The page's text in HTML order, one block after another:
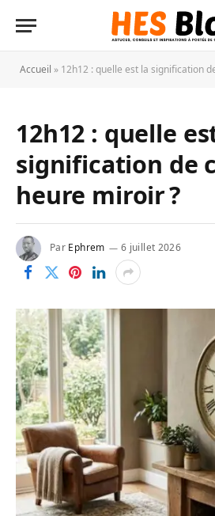
Accueil » 12h12 : quelle est la signification
12h12 : quelle
signification de
heure miroir ?
Par Ephrem 6 juillet 2026